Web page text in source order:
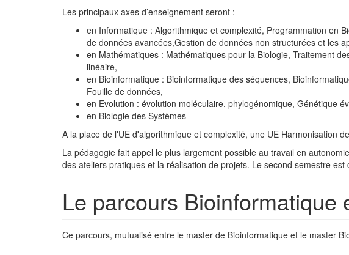
Les principaux axes d’enseignement seront :
en Informatique : Algorithmique et complexité, Programmation en
de données avancées,Gestion de données non structurées et les
en Mathématiques : Mathématiques pour la Biologie, Traitement
linéaire,
en Bioinformatique : Bioinformatique des séquences,
Fouille de données,
en Evolution : évolution moléculaire, phylogénomique, Génétique
en Biologie des Systèmes
A la place de l'UE d'algorithmique et complexité, une UE Harmonisation
La pédagogie fait appel le plus largement possible au travail en
des ateliers pratiques et la réalisation de projets. Le second semestre
Le parcours
Ce parcours, mutualisé entre le master de Bioinformatique et le master